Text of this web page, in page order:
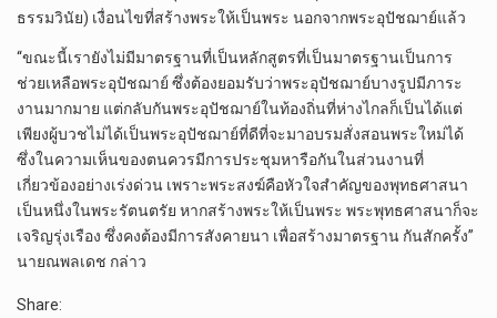
ธรรมวินัย) เงื่อนไขที่สร้างพระให้เป็นพระ นอกจากพระอุปัชฌาย์แล้ว
“ขณะนี้เรายังไม่มีมาตรฐานที่เป็นหลักสูตรที่เป็นมาตรฐานเป็นการ
ช่วยเหลือพระอุปัชฌาย์ ซึ่งต้องยอมรับว่าพระอุปัชฌาย์บางรูปมีภาระ
งานมากมาย แต่กลับกันพระอุปัชฌาย์ในท้องถิ่นที่ห่างไกลก็เป็นได้แต่
เพียงผู้บวชไม่ได้เป็นพระอุปัชฌาย์ที่ดีที่จะมาอบรมสั่งสอนพระใหม่ได้
ซึ่งในความเห็นของตนควรมีการประชุมหารือกันในส่วนงานที่
เกี่ยวข้องอย่างเร่งด่วน เพราะพระสงฆ์คือหัวใจสำคัญของพุทธศาสนา
เป็นหนึ่งในพระรัตนตรัย หากสร้างพระให้เป็นพระ พระพุทธศาสนาก็จะ
เจริญรุ่งเรือง ซึ่งคงต้องมีการสังคายนา เพื่อสร้างมาตรฐาน กันสักครั้ง”
นายณพลเดช กล่าว
Share: